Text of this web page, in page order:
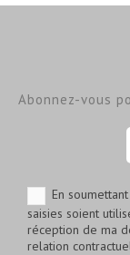
Abonnez-vous
En
saisies soient
réception de ma
relation